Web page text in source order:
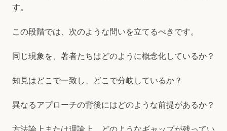
す。
この段階では、次のような問いを立てるべきです。
同じ現象を、著者たちはどのように概念化しているか？
知見はどこで一致し、どこで分岐しているか？
異なるアプローチの背後にはどのような前提があるか？